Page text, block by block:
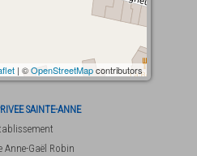
| ©OpenStreetMapcontributors
SAINTE-ANNE
Anne-Gaël Robin